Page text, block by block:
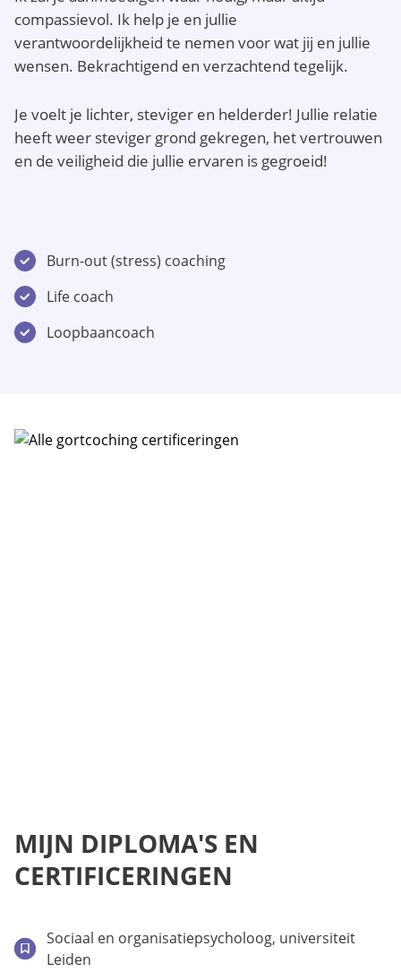
compassievol. Ik help je en jullie
verantwoordelijkheid te nemen voor wat jij en jullie
wensen. Bekrachtigend en verzachtend tegelijk.
Je voelt je lichter, steviger en helderder! Jullie relatie
heeft weer steviger grond gekregen, het vertrouwen
en de veiligheid die jullie ervaren is gegroeid!
Burn-out (stress) coaching
Life coach
Loopbaancoach
MIJN DIPLOMA'S EN
CERTIFICERINGEN
Sociaal en organisatiepsycholoog, universiteit
Leiden